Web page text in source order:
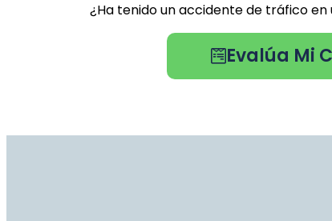
¿Ha tenido un accidente de tráfico
Evalúa Mi